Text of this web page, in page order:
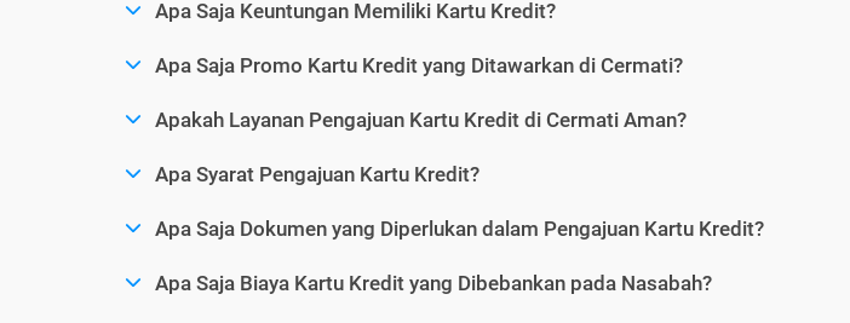
Apa Saja Keuntungan Memiliki Kartu Kredit?
Apa Saja Promo Kartu Kredit yang Ditawarkan di Cermati?
Apakah Layanan Pengajuan Kartu Kredit di Cermati Aman?
Apa Syarat Pengajuan Kartu Kredit?
Apa Saja Dokumen yang Diperlukan dalam Pengajuan Kartu Kredit?
Apa Saja Biaya Kartu Kredit yang Dibebankan pada Nasabah?